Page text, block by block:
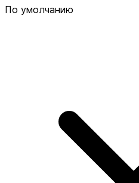
По умолчанию